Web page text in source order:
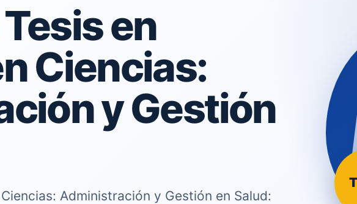
en
Ciencias:
y Gestión
Administración y Gestión en Salud: